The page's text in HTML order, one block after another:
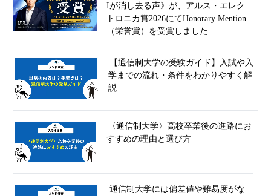
Iが消し去る声》が、アルス・エレク
トロニカ賞2026にてHonorary Mention
（栄誉賞）を受賞しました
【通信制大学の受験ガイド】入試や入
学までの流れ・条件をわかりやすく解
説
〈通信制大学〉高校卒業後の進路にお
すすめの理由と選び方
通信制大学には偏差値や難易度がな